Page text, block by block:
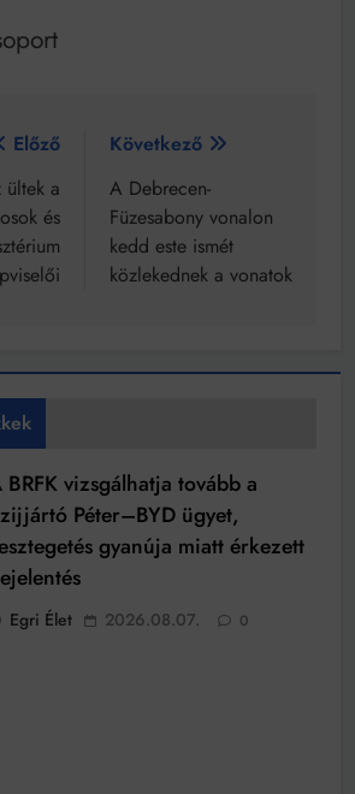
Előző
ültek a
és
Következő
A Debrecen-
Füzesabony vonalon
kedd este ismét
közlekednek a vonatok
BRFK vizsgálhatja tovább a
Péter–BYD ügyet,
gyanúja miatt érkezett
Egri Élet 2026.08.07. 0